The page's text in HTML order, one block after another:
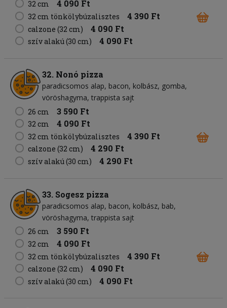
32 cm 4 090 Ft
32 cm tönkölybúzalisztes 4 390 Ft
calzone (32 cm) 4 090 Ft
szív alakú (30 cm) 4 090 Ft
32. Nonó pizza
paradicsomos alap bacon kolbász gomba
vöröshagyma trappista sajt
26 cm
3 590 Ft
32 cm 4 090 Ft
32 cm tönkölybúzalisztes 4 390 Ft
calzone (32 cm) 4 290 Ft
szív alakú (30 cm) 4 290 Ft
33. Sogesz pizza
paradicsomos alap bacon kolbász bab
vöröshagyma trappista sajt
26 cm
3 590 Ft
32 cm 4 090 Ft
32 cm tönkölybúzalisztes 4 390 Ft
calzone (32 cm) 4 090 Ft
szív alakú (30 cm) 4 090 Ft